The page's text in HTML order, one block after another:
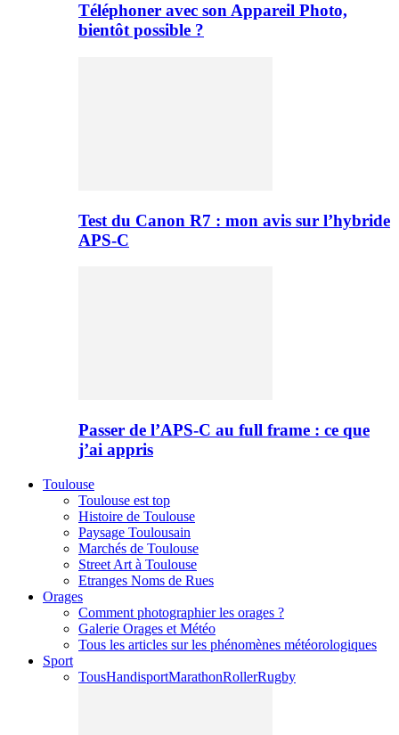
Téléphoner avec son Appareil Photo,
bientôt possible ?
Test du Canon R7 : mon avis sur l’hybride
APS-C
Passer de l’APS-C au full frame : ce que
j’ai appris
Toulouse
Toulouse est top
Histoire de Toulouse
Paysage Toulousain
Marchés de Toulouse
Street Art à Toulouse
Etranges Noms de Rues
Orages
Comment photographier les orages ?
Galerie Orages et Météo
Tous les articles sur les phénomènes météorologiques
Sport
TousHandisportMarathonRollerRugby